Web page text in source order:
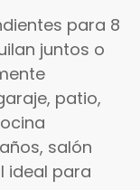
para 8
juntos o
patio,
salón
ideal para